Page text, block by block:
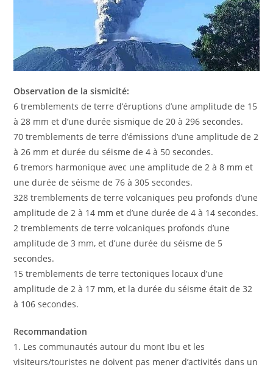
Observation de la sismicité:
6 tremblements de terre d’éruptions d’une amplitude de 15
à 28 mm et d’une durée sismique de 20 à 296 secondes.
70 tremblements de terre d’émissions d’une amplitude de 2
à 26 mm et durée du séisme de 4 à 50 secondes.
6 tremors harmonique avec une amplitude de 2 à 8 mm et
une durée de séisme de 76 à 305 secondes.
328 tremblements de terre volcaniques peu profonds d’une
amplitude de 2 à 14 mm et d’une durée de 4 à 14 secondes.
2 tremblements de terre volcaniques profonds d’une
amplitude de 3 mm, et d’une durée du séisme de 5
secondes.
15 tremblements de terre tectoniques locaux d’une
amplitude de 2 à 17 mm, et la durée du séisme était de 32
à 106 secondes.
Recommandation
1. Les communautés autour du mont Ibu et les
visiteurs/touristes ne doivent pas mener d’activités dans un